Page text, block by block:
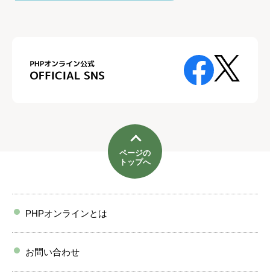
ページの
トップへ
PHPオンラインとは
お問い合わせ